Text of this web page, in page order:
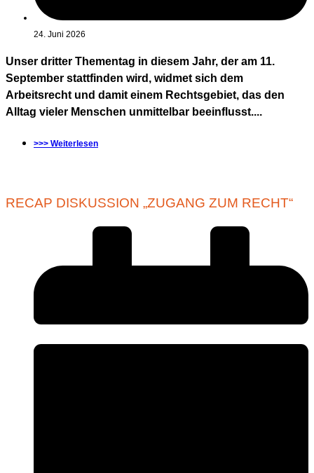
24. Juni 2026
Unser dritter Thementag in diesem Jahr, der am 11.
September stattfinden wird, widmet sich dem
Arbeitsrecht und damit einem Rechtsgebiet, das den
Alltag vieler Menschen unmittelbar beeinflusst....
>>> Weiterlesen
RECAP DISKUSSION „ZUGANG ZUM RECHT“